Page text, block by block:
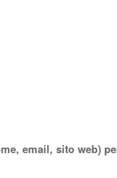
email, sito web)